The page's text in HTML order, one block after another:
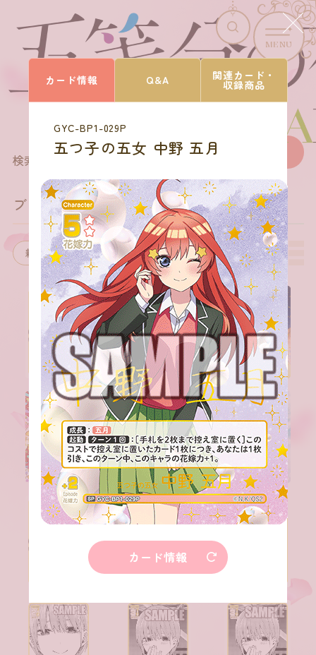
MENU
CARD LIST
カードを探す
検索結果 168 商品を選びなおす
ブースターパック vol.1
カード情報 Q&A 関連カード・
収録商品
GYC-BP1-029P
五つ子の五女 中野 五月
カード情報